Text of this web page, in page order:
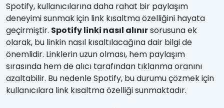
Spotify, kullanıcılarına daha rahat bir paylaşım
deneyimi sunmak için link kısaltma özelliğini hayata
geçirmiştir. Spotify linki nasıl alınırsorusuna ek
olarak, bu linkin nasıl kısaltılacağına dair bilgi de
önemlidir. Linklerin uzun olması, hem paylaşım
sırasında hem de alıcı tarafından tıklanma oranını
azaltabilir. Bu nedenle Spotify, bu durumu çözmek için
kullanıcılara link kısaltma özelliği sunmaktadır.